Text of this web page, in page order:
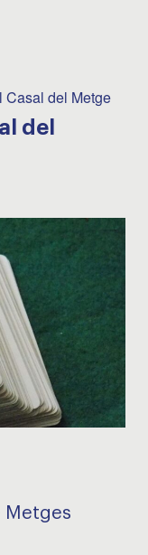
Casal del Metge
del
Metges